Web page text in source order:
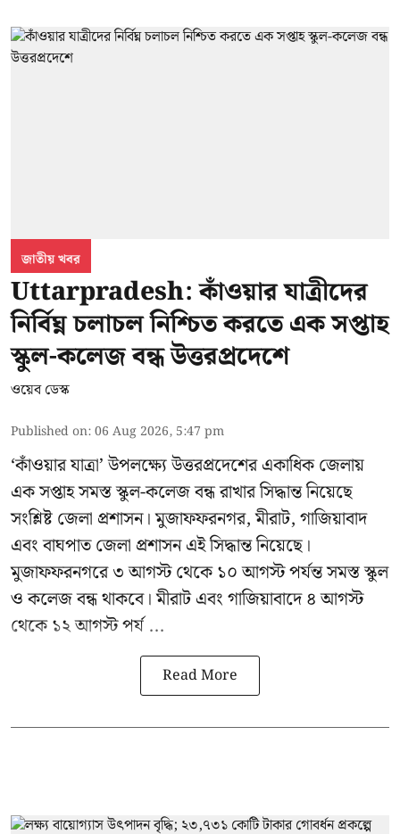
জাতীয় খবর
Uttarpradesh: কাঁওয়ার যাত্রীদের
নির্বিঘ্ন চলাচল নিশ্চিত করতে এক সপ্তাহ
স্কুল-কলেজ বন্ধ উত্তরপ্রদেশে
ওয়েব ডেস্ক
Published on:06 Aug 2026, 5:47 pm
‘কাঁওয়ার যাত্রা’উপলক্ষ্যে উত্তরপ্রদেশের একাধিক জেলায়
এক সপ্তাহ সমস্ত স্কুল-কলেজ বন্ধ রাখার সিদ্ধান্ত নিয়েছে
সংশ্লিষ্ট জেলা প্রশাসন। মুজাফফরনগর, মীরাট, গাজিয়াবাদ
এবং বাঘপাত জেলা প্রশাসন এই সিদ্ধান্ত নিয়েছে।
মুজাফফরনগরে ৩ আগস্ট থেকে ১০ আগস্ট পর্যন্ত সমস্ত স্কুল
ও কলেজ বন্ধ থাকবে। মীরাট এবং গাজিয়াবাদে ৪ আগস্ট
থেকে ১২ আগস্ট পর্য ...
Read More